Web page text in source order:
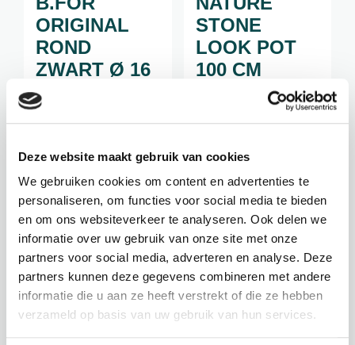
Deze website maakt gebruik van cookies
We gebruiken cookies om content en advertenties te
personaliseren, om functies voor social media te bieden
en om ons websiteverkeer te analyseren. Ook delen we
informatie over uw gebruik van onze site met onze
partners voor social media, adverteren en analyse. Deze
partners kunnen deze gegevens combineren met andere
informatie die u aan ze heeft verstrekt of die ze hebben
verzameld op basis van uw gebruik van hun services.
ORIGINAL
ROND
ZWART Ø 16
Hoogte: 15 cm
inhoud: 2 liter
€5,95
BEKIJK PRODUCT
STONE
LOOK POT
100 CM
Hoogte: 100 cm
Beschikbaar
€124,95
incl. BTW
BEKIJK PRODUCT